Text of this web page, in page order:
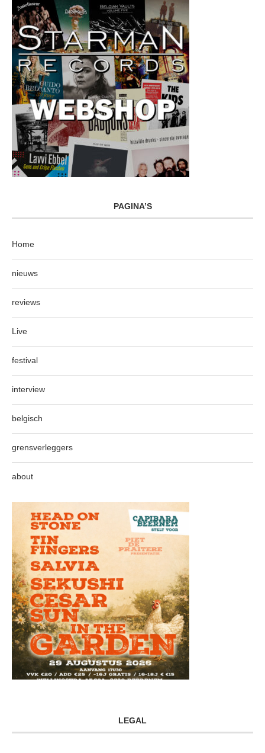
PAGINA’S
Home
nieuws
reviews
Live
festival
interview
belgisch
grensverleggers
about
LEGAL